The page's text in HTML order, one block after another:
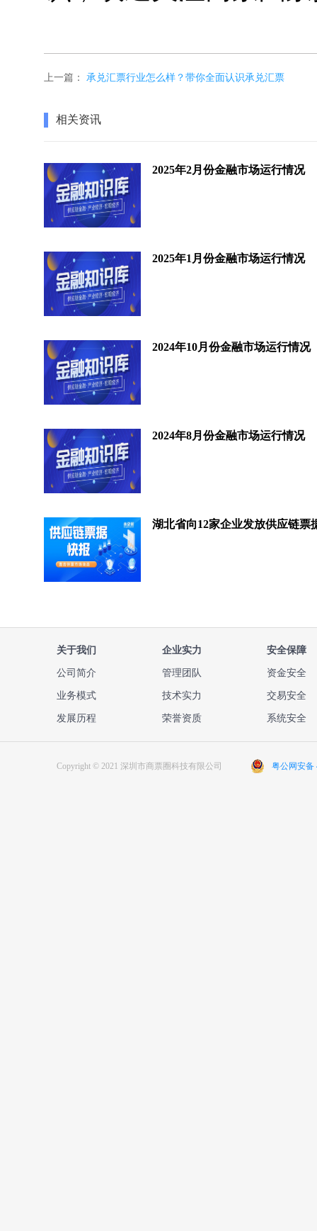
上一篇： 承兑汇票行业怎么样？带你全面认识承兑汇票
相关资讯
2025年2月份金融市场运行情况
2025年1月份金融市场运行情况
2024年10月份金融市场运行情况
2024年8月份金融市场运行情况
关于我们
公司简介
业务模式
发展历程
企业实力
管理团队
技术实力
荣誉资质
安全保障
资金安全
交易安全
系统安全
Copyright © 2021 深圳市商票圈科技有限公司 粤公网安备